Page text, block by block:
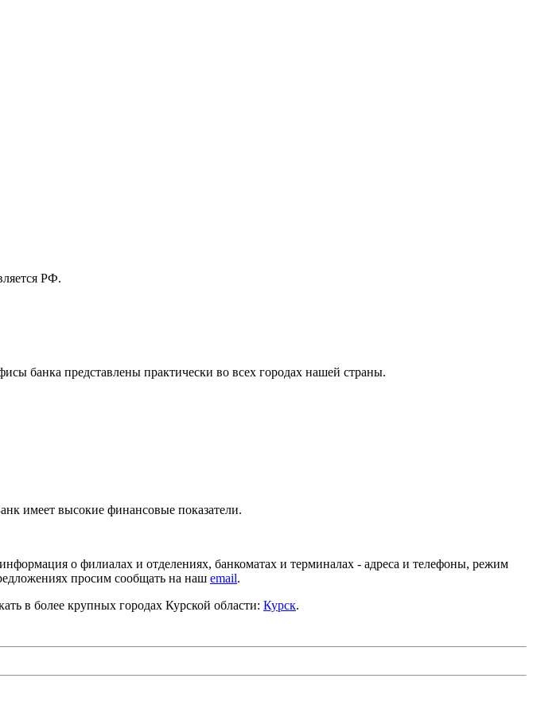
РФ.
банка представлены практически во всех городах нашей страны.
имеет высокие финансовые показатели.
о филиалах и отделениях, банкоматах и терминалах - адреса и телефоны, режим
просим сообщать на наш email.
в более крупных городах Курской области: Курск.